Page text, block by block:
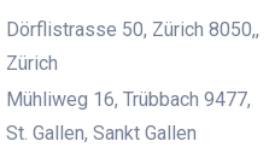
Dörflistrasse 50, Zürich 8050,,
Zürich
Mühliweg 16, Trübbach 9477,
St. Gallen, Sankt Gallen